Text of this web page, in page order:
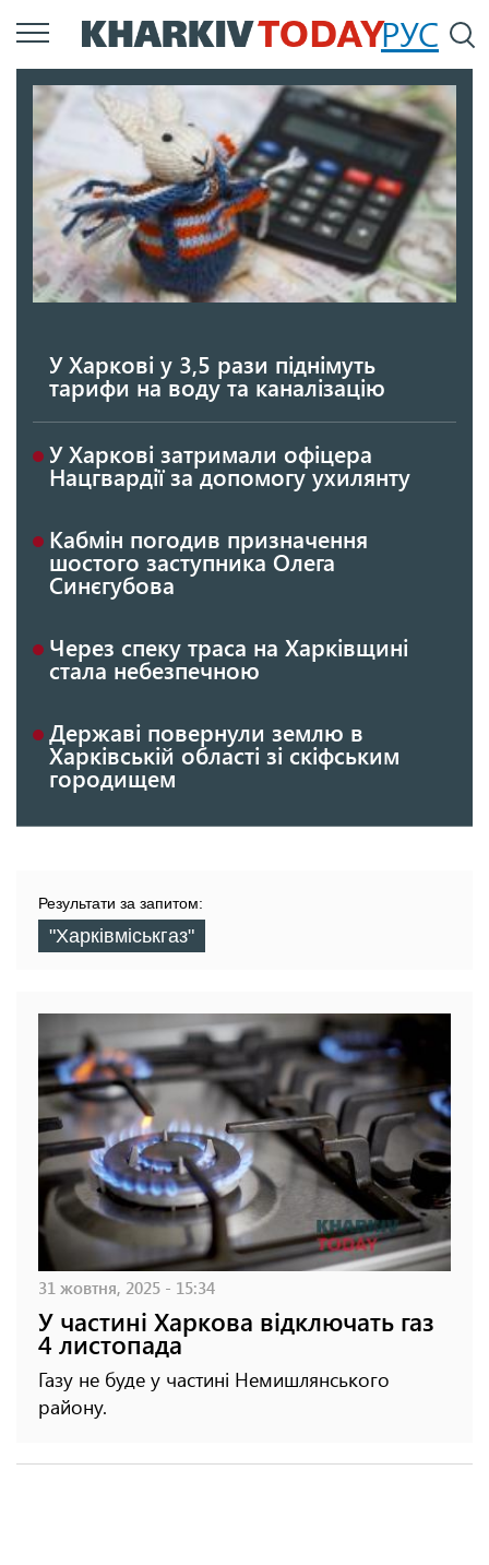
Перейти
до
вмісту
РУС
У Харкові у 3,5 рази піднімуть
тарифи на воду та каналізацію
У Харкові затримали офіцера
Нацгвардії за допомогу ухилянту
Кабмін погодив призначення
шостого заступника Олега
Синєгубова
Через спеку траса на Харківщині
стала небезпечною
Державі повернули землю в
Харківській області зі скіфським
городищем
Результати за запитом:
"Харківміськгаз"
31 жовтня, 2025 - 15:34
У частині Харкова відключать газ
4 листопада
Газу не буде у частині Немишлянського
району.